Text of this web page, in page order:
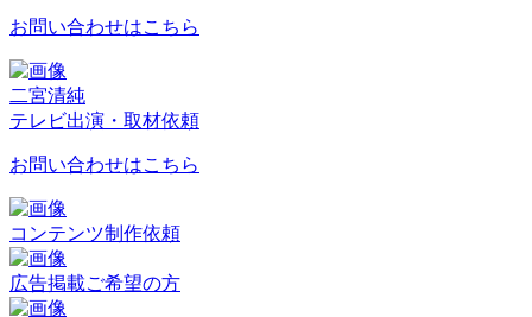
お問い合わせはこちら
二宮清純
テレビ出演・取材依頼
お問い合わせはこちら
コンテンツ制作依頼
広告掲載ご希望の方